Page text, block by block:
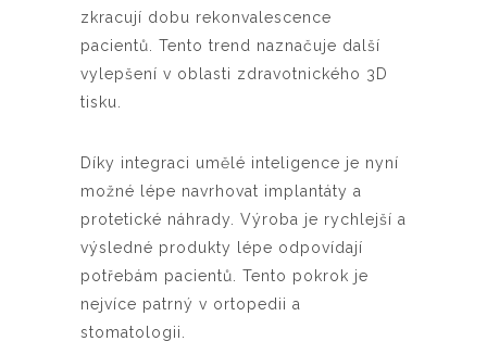
zkracují dobu rekonvalescence
pacientů. Tento trend naznačuje další
vylepšení v oblasti zdravotnického 3D
tisku.
Díky integraci umělé inteligence je nyní
možné lépe navrhovat implantáty a
protetické náhrady. Výroba je rychlejší a
výsledné produkty lépe odpovídají
potřebám pacientů. Tento pokrok je
nejvíce patrný v ortopedii a
stomatologii.